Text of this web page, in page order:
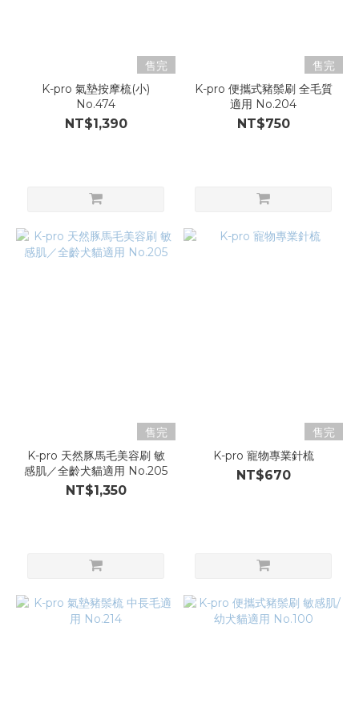
售完
K-pro 氣墊按摩梳(小)
No.474
NT$1,390
售完
K-pro 便攜式豬鬃刷 全毛質
適用 No.204
NT$750
售完
K-pro 天然豚馬毛美容刷 敏
感肌／全齡犬貓適用 No.205
NT$1,350
售完
K-pro 寵物專業針梳
NT$670